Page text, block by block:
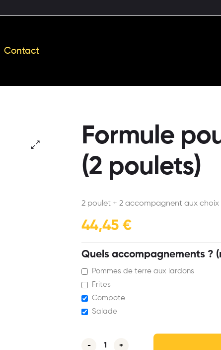
Contact
Formule
(2 poulets)
2 poulet + 2 accompagnent aux choix
44,45 €
Quels accompagnements ?
Pommes de terre aux lardons
Frites
Compote
Salade
- +